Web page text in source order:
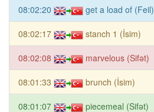
08:02:20 get a load of (Feil)
08:02:17 stanch 1 (İsim)
08:02:08 marvelous (Sifət)
08:01:33 brunch (İsim)
08:01:07 piecemeal (Sifət)